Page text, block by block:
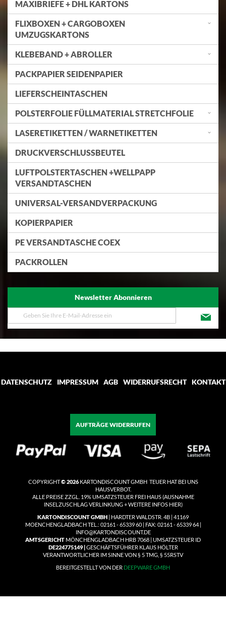
MAXIBRIEFE + DHL KARTONS
FLIXBOXEN + CARGOBOXEN
UMZUGSKARTONS
KLEBEBAND + ABROLLER
PACKPAPIER SEIDENPAPIER
LIEFERSCHEINTASCHEN
POLSTERFOLIE FÜLLMATERIAL STRETCHFOLIE
LASERETIKETTEN / WARNETIKETTEN
DRUCKVERSCHLUSSBEUTEL
LUFTPOLSTERTASCHEN +WELLPAPP
VERSANDTASCHEN
UNIVERSAL-VERSANDVERPACKUNG
KOPIERPAPIER
PE VERSANDTASCHE COEX
PACKROLLEN
Newsletter Abonnieren
Melden
Sie
unseren
DATENSCHUTZ
IMPRESSUM AGB WIDERRUFSRECHT KONTAKT
AUFTRÄGE WIDERRUFEN
COPYRIGHT© 2026KARTONDISCOUNT GMBH TEUER HAT BEI UNS
HAUSVERBOT.
ALLE PREISE ZZGL. 19% UMSATZSTEUER FREI HAUS(AUSNAHME
INSELZUSCHLAG VERLINKUNG + WEITERE INFOS HIER)
KARTONDISCOUNT GMBH | HARDTER WALDSTR. 4B | 41169
MOENCHENGLADBACH TEL.: 02161 - 65339 60 | FAX: 02161 - 65339 64 |
INFO@KARTONDISCOUNT.DE
AMTSGERICHT MÖNCHENGLADBACH HRB 7068 | UMSATZSTEUER ID
DE224775149 |GESCHÄFTSFÜHRER KLAUS HÖLTER
VERANTWORTLICHER IM SINNE VON § 5 TMG, § 55RSTV
BEREITGESTELLT VON DER DEEPWARE GMBH